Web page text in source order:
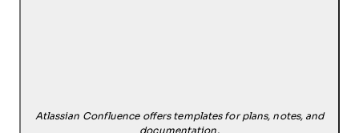
Atlassian Confluence offers templates for plans, notes, and
documentation.